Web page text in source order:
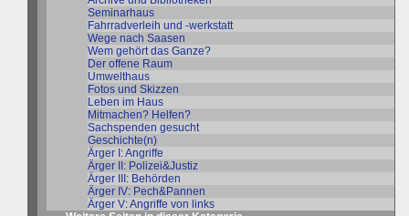
Seminarhaus
Fahrradverleih und -werkstatt
Wege nach Saasen
Wem gehört das Ganze?
Der offene Raum
Umwelthaus
Fotos und Skizzen
Leben im Haus
Mitmachen? Helfen?
Sachspenden gesucht
Geschichte(n)
Ärger I: Angriffe
Ärger II: Polizei&Justiz
Ärger III: Behörden
Ärger IV: Pech&Pannen
Ärger V: Angriffe von links